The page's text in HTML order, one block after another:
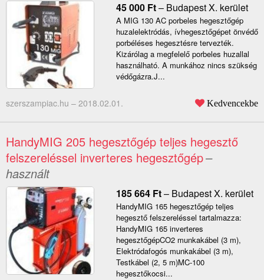
45 000 Ft– Budapest X. kerület
A MIG 130 AC porbeles hegesztőgép
huzalelektródás, ívhegesztőgépet önvédő
porbéléses hegesztésre tervezték.
Kizárólag a megfelelő porbeles huzallal
használható. A munkához nincs szükség
védőgázra.J...
szerszampiac.hu – 2018.02.01. Kedvencekbe
HandyMIG 205 hegesztőgép teljes hegesztő
felszereléssel inverteres hegesztőgép–
használt
185 664 Ft– Budapest X. kerület
HandyMIG 165 hegesztőgép teljes
hegesztő felszereléssel tartalmazza:
HandyMIG 165 inverteres
hegesztőgépCO2 munkakábel (3 m),
Elektródafogós munkakábel (3 m),
Testkábel (2, 5 m)MC-100
hegesztőkocsi...